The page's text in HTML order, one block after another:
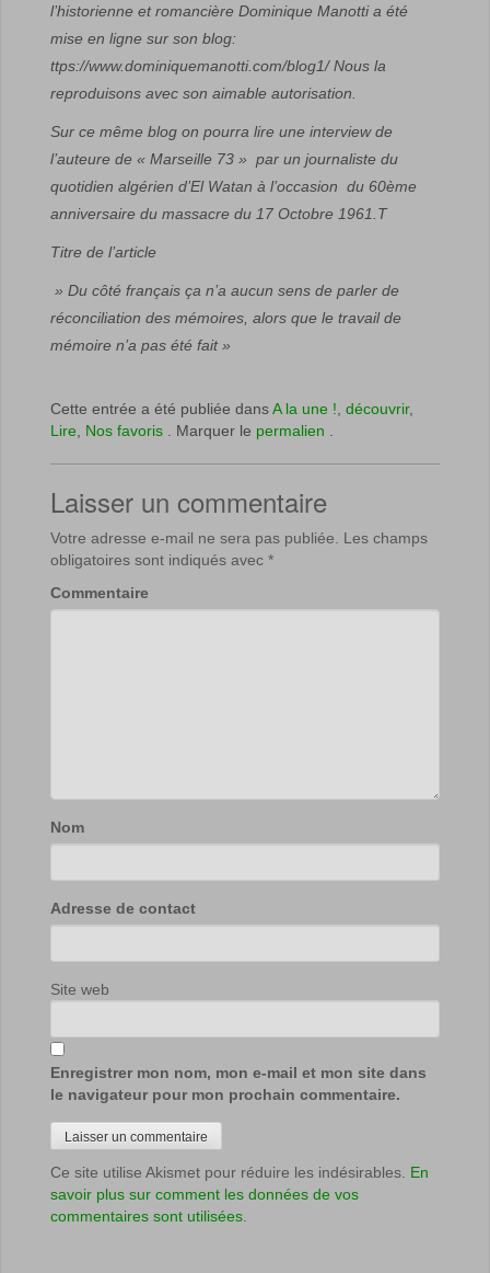
l’historienne et romancière Dominique Manotti a été
mise en ligne sur son blog:
ttps://www.dominiquemanotti.com/blog1/ Nous la
reproduisons avec son aimable autorisation.
Sur ce même blog on pourra lire une interview de
l’auteure de « Marseille 73 » par un journaliste du
quotidien algérien d’El Watan à l’occasion du 60ème
anniversaire du massacre du 17 Octobre 1961.T
Titre de l’article
» Du côté français ça n’a aucun sens de parler de
réconciliation des mémoires, alors que le travail de
mémoire n’a pas été fait »
Cette entrée a été publiée dansA la une ! découvrir,
Lire
Nos favoris . Marquer le permalien
Laisser un commentaire
Votre adresse e-mail ne sera pas publiée.
Les champs
obligatoires sont indiqués avec *
Commentaire
Nom
Adresse de contact
Site web
Enregistrer mon nom, mon e-mail et mon site dans
le navigateur pour mon prochain commentaire.
Ce site utilise Akismet pour réduire les indésirables. En
savoir plus sur comment les données de vos
commentaires sont utilisées